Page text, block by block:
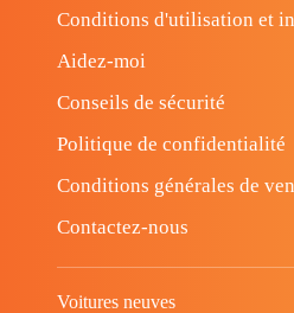
Conditions d'utilisation et
Aidez-moi
Conseils de sécurité
Politique de confidentialité
Conditions générales de
Contactez-nous
Voitures neuves